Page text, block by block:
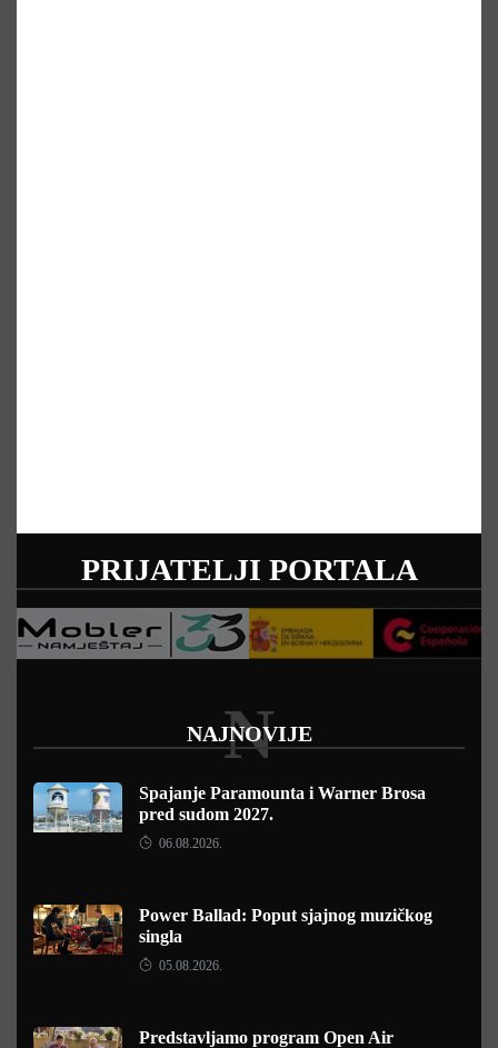
PRIJATELJI PORTALA
NAJNOVIJE
N
Spajanje Paramounta i Warner Brosa
pred sudom 2027.
06.08.2026.
Power Ballad: Poput sjajnog muzičkog
singla
05.08.2026.
Predstavljamo program Open Air